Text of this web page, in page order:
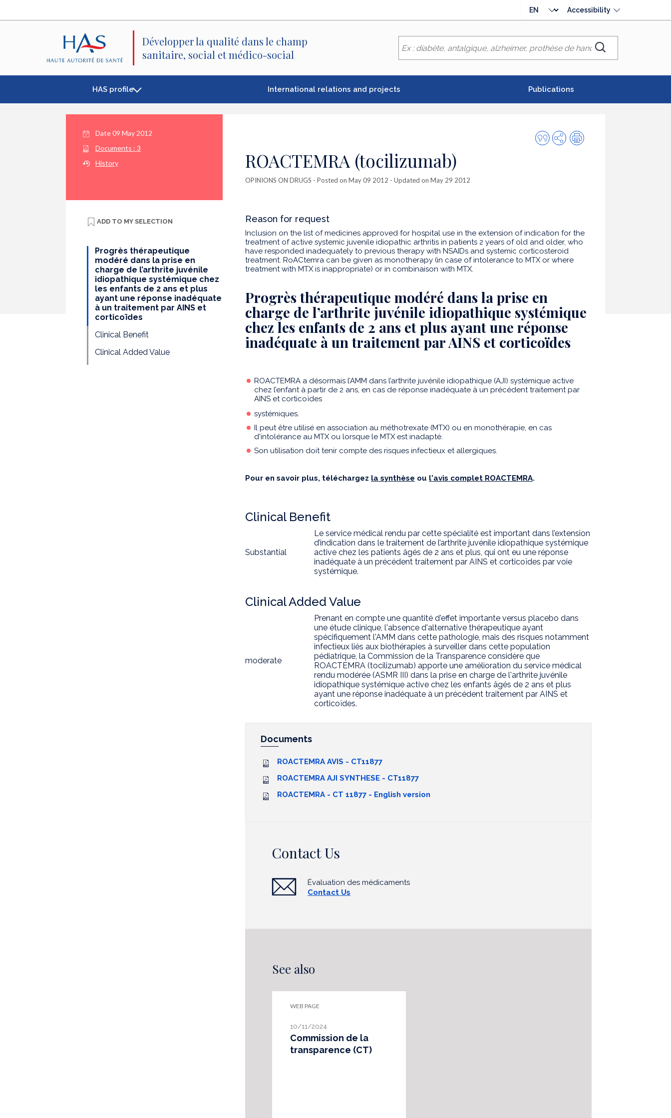
language
Accessibility
Développer la qualité dans le champ
sanitaire, social et médico-social
Chercher
HAS profile International relations and projects Publications
Date 09 May 2012
Documents : 3
History
ADD TO MY SELECTION
Progrès thérapeutique
modéré dans la prise en
charge de l’arthrite juvénile
idiopathique systémique chez
les enfants de 2 ans et plus
ayant une réponse inadéquate
à un traitement par AINS et
corticoïdes
Clinical Benefit
Clinical Added Value
Quote
this
SharePrint
ROACTEMRA (tocilizumab)
OPINIONS ON DRUGS - Posted on May 09 2012 - Updated on May 29 2012
Reason for request
Inclusion on the list of medicines approved for hospital use in the extension of indication for the
treatment of active systemic juvenile idiopathic arthritis in patients 2 years of old and older, who
have responded inadequately to previous therapy with NSAIDs and systemic corticosteroid
treatment. RoACtemra can be given as monotherapy (in case of intolerance to MTX or where
treatment with MTX is inappropriate) or in combinaison with MTX.
Progrès thérapeutique modéré dans la prise en
charge de l’arthrite juvénile idiopathique systémique
chez les enfants de 2 ans et plus ayant une réponse
inadéquate à un traitement par AINS et corticoïdes
ROACTEMRA a désormais l’AMM dans l’arthrite juvénile idiopathique (AJI) systémique active
chez l’enfant à partir de 2 ans, en cas de réponse inadéquate à un précédent traitement par
AINS et corticoïdes
systémiques.
Il peut être utilisé en association au méthotrexate (MTX) ou en monothérapie, en cas
d'intolérance au MTX ou lorsque le MTX est inadapté.
Son utilisation doit tenir compte des risques infectieux et allergiques.
Pour en savoir plus, téléchargez la synthèse ou l'avis complet ROACTEMRA.
Clinical Benefit
Substantial
Le service médical rendu par cette spécialité est important dans l’extension
d’indication dans le traitement de l’arthrite juvénile idiopathique systémique
active chez les patients âgés de 2 ans et plus, qui ont eu une réponse
inadéquate à un précédent traitement par AINS et corticoïdes par voie
systémique.
Clinical Added Value
moderate
Prenant en compte une quantité d'effet importante versus placebo dans
une étude clinique, l'absence d'alternative thérapeutique ayant
spécifiquement l'AMM dans cette pathologie, mais des risques notamment
infectieux liés aux biothérapies à surveiller dans cette population
pédiatrique, la Commission de la Transparence considère que
ROACTEMRA (tocilizumab) apporte une amélioration du service médical
rendu modérée (ASMR III) dans la prise en charge de l'arthrite juvénile
idiopathique systémique active chez les enfants âgés de 2 ans et plus
ayant une réponse inadéquate à un précédent traitement par AINS et
corticoïdes.
Documents
ROACTEMRA AVIS - CT11877
ROACTEMRA AJI SYNTHESE - CT11877
ROACTEMRA - CT 11877 - English version
Contact Us
Évaluation des médicaments
Contact Us
See also
WEB PAGE
10/11/2024
Commission de la
transparence (CT)